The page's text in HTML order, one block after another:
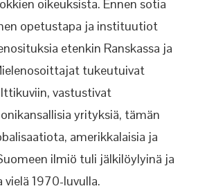
oikeuksista. Ennen sotia
opetustapa ja instituutiot
etenkin Ranskassa ja
tukeutuivat
vastustivat
yrityksiä, tämän
amerikkalaisia ja
ilmiö tuli jälkilöylyinä ja
1970-luvulla.